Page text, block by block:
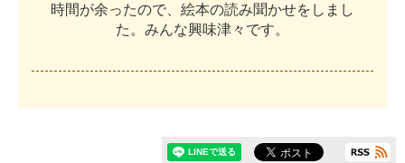
時間が余ったので 絵本の読み聞かせを し ま し
た 。 みんな興味津々 です。